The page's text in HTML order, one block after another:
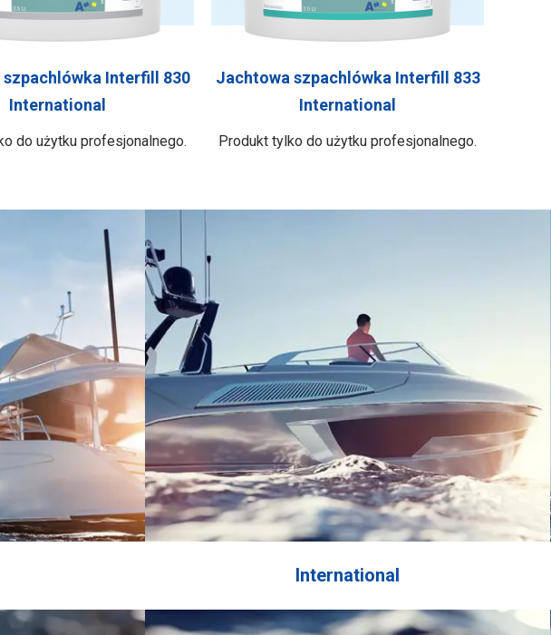
Interfill 830
International
do użytku profesjonalnego.
Dzięki temu doskonale
do profilowania powyżej i
linii wodnej na kadłubach
aluminiowych i
Wodoodporny,
i odporny na uderzenia
epoksyd. …
Jachtowa szpachlówka Interfill 833
International
Produkt tylko do użytku profesjonalnego.
utwardzaczem w wersji standardowej oraz
utwardzaczem szybkim.
International